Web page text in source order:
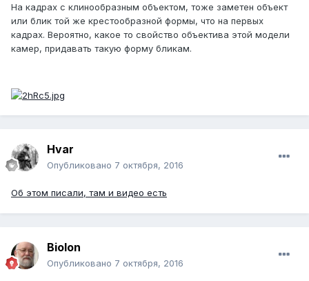
На кадрах с клинообразным объектом, тоже заметен объект
или блик той же крестообразной формы, что на первых
кадрах. Вероятно, какое то свойство объектива этой модели
камер, придавать такую форму бликам.
Hvar
Опубликовано 7 октября, 2016
Об этом писали, там и видео есть
Biolon
Опубликовано 7 октября, 2016